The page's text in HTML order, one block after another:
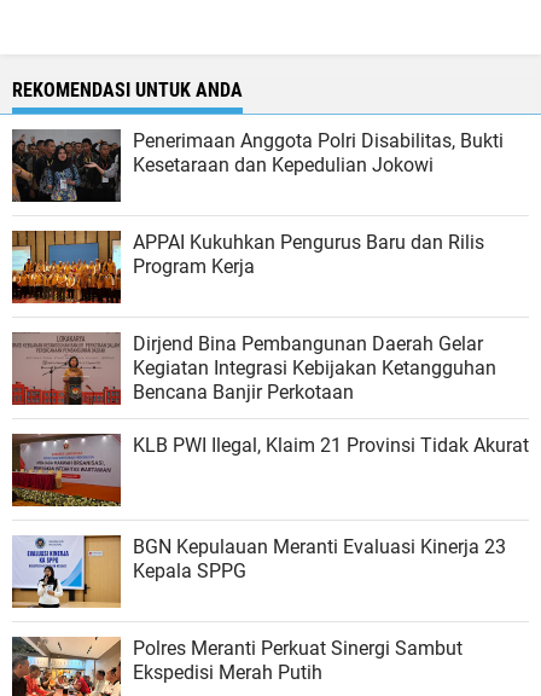
REKOMENDASI UNTUK ANDA
Penerimaan Anggota Polri Disabilitas, Bukti
Kesetaraan dan Kepedulian Jokowi
APPAI Kukuhkan Pengurus Baru dan Rilis
Program Kerja
Dirjend Bina Pembangunan Daerah Gelar
Kegiatan Integrasi Kebijakan Ketangguhan
Bencana Banjir Perkotaan
KLB PWI Ilegal, Klaim 21 Provinsi Tidak Akurat
BGN Kepulauan Meranti Evaluasi Kinerja 23
Kepala SPPG
Polres Meranti Perkuat Sinergi Sambut
Ekspedisi Merah Putih